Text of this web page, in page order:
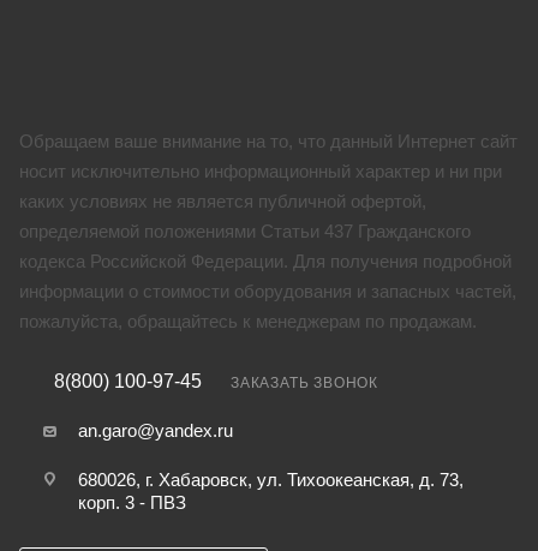
Обращаем ваше внимание на то, что данный Интернет сайт
носит исключительно информационный характер и ни при
каких условиях не является публичной офертой,
определяемой положениями Статьи 437 Гражданского
кодекса Российской Федерации. Для получения подробной
информации о стоимости оборудования и запасных частей,
пожалуйста, обращайтесь к менеджерам по продажам.
8(800) 100-97-45 ЗАКАЗАТЬ ЗВОНОК
an.garo@yandex.ru
680026, г. Хабаровск, ул. Тихоокеанская, д. 73,
корп. 3 - ПВЗ